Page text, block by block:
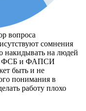
вопроса
сомнения
накидывать на людей
ФСБ и ФАПСИ
быть и не
понимания в
работу плохо